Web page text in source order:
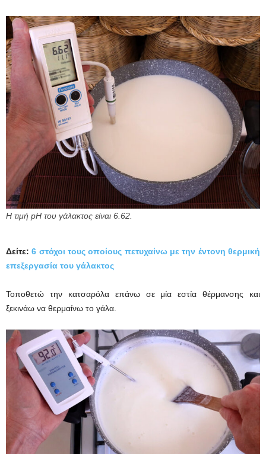
Η τιμή pH του γάλακτος είναι 6.62.
Δείτε:6 στόχοι τους οποίους πετυχαίνω με την έντονη θερμική
επεξεργασία του γάλακτος
Τοποθετώ την κατσαρόλα επάνω σε μία εστία θέρμανσης και
ξεκινάω να θερμαίνω το γάλα.